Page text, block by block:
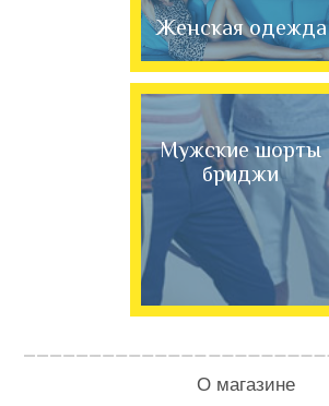
Женская одежда
Мужские шорты
бриджи
О магазине